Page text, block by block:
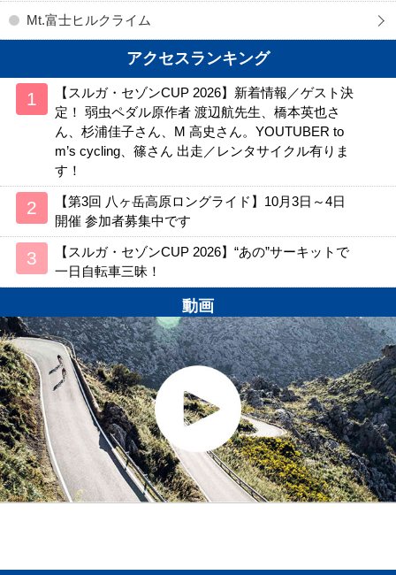
Mt.富士ヒルクライム
アクセスランキング
【スルガ・セゾンCUP 2026】新着情報／ゲスト決
定！ 弱虫ペダル原作者 渡辺航先生、橋本英也さ
ん、杉浦佳子さん、M 高史さん。YOUTUBER to
m’s cycling、篠さん 出走／レンタサイクル有りま
す！
【第3回 八ヶ岳高原ロングライド】10月3日～4日
開催 参加者募集中です
【スルガ・セゾンCUP 2026】“あの”サーキットで
一日自転車三昧！
動画